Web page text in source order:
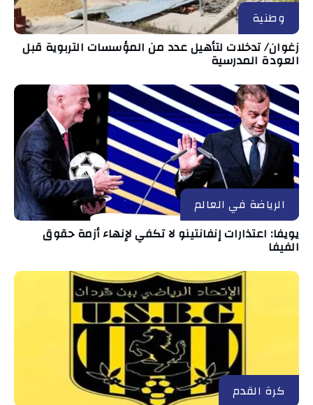
وطنية
زغوان/ تدخلات لتأهيل عدد من المؤسسات التربوية قبل
العودة المدرسية
الرياضة في العالم
يويفا: اعتذارات إنفانتينو لا تكفي لإنهاء أزمة حقوق
الفيفا
كرة القدم